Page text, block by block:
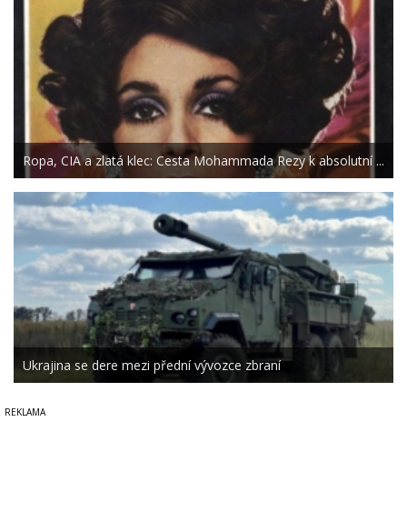
Ropa, CIA a zlatá klec: Cesta Mohammada Rezy k absolutní ...
Ukrajina se dere mezi přední vývozce zbraní